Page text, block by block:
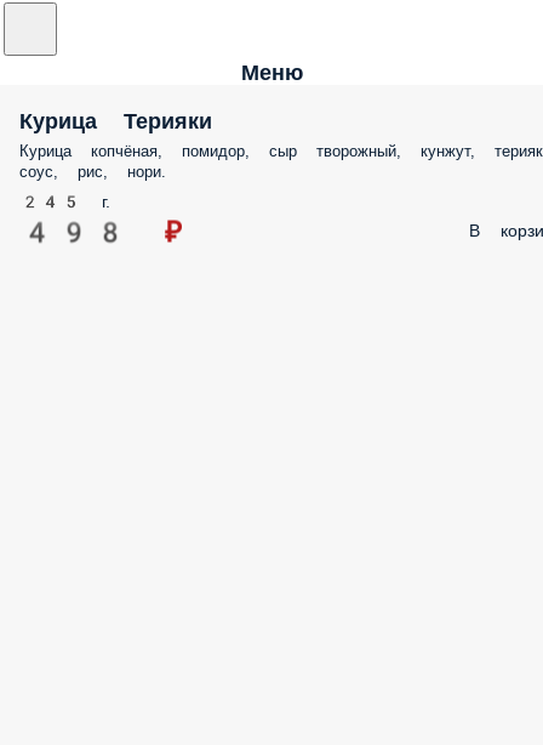
Меню
Курица Терияки
Курица копчёная, помидор, сыр творожный, кунжут,
соус, рис, нори.
245 г.
498 ₽ В